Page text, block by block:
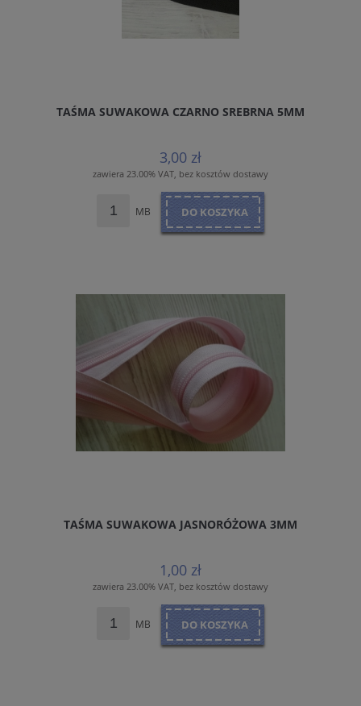
TAŚMA SUWAKOWA CZARNO SREBRNA 5MM
3,00 zł
zawiera 23.00% VAT, bez kosztów dostawy
MB DO KOSZYKA
TAŚMA SUWAKOWA JASNORÓŻOWA 3MM
1,00 zł
zawiera 23.00% VAT, bez kosztów dostawy
MB DO KOSZYKA